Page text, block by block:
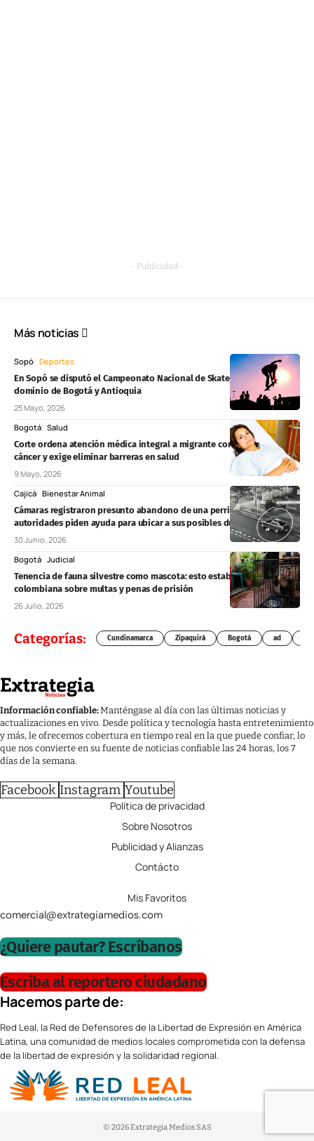
- Publicidad -
Más noticias
Sopó Deportes
En Sopó se disputó el Campeonato Nacional de Skateboarding con
dominio de Bogotá y Antioquia
25 Mayo, 2026
Bogotá Salud
Corte ordena atención médica integral a migrante con sospecha de
cáncer y exige eliminar barreras en salud
9 Mayo, 2026
Cajicá Bienestar Animal
Cámaras registraron presunto abandono de una perrita en Cajicá:
autoridades piden ayuda para ubicar a sus posibles dueños
30 Junio, 2026
Bogotá Judicial
Tenencia de fauna silvestre como mascota: esto establece la ley
colombiana sobre multas y penas de prisión
26 Julio, 2026
Categorías: Cundinamarca Zipaquirá Bogotá ad
Información confiable:Manténgase al día con las últimas noticias y
actualizaciones en vivo. Desde política y tecnología hasta entretenimiento
y más, le ofrecemos cobertura en tiempo real en la que puede confiar, lo
que nos convierte en su fuente de noticias confiable las 24 horas, los 7
días de la semana.
Facebook Instagram Youtube
Política de privacidad
Sobre Nosotros
Publicidad y Alianzas
Contácto
Mis Favoritos
comercial@extrategiamedios.com
¿Quiere pautar? Escríbanos
Escriba al reportero ciudadano
Hacemos parte de:
Red Leal, la Red de Defensores de la Libertad de Expresión en América
Latina, una comunidad de medios locales comprometida con la defensa
de la libertad de expresión y la solidaridad regional.
© 2026 Extrategia Medios SAS